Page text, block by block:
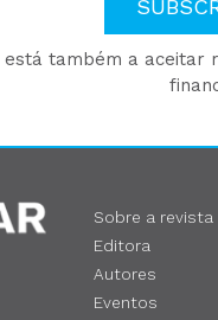
também a
Sobre a revista
Editora
Autores
Eventos